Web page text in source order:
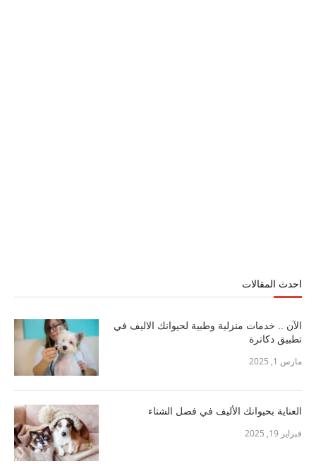
احدث المقالات
الآن .. خدمات منزلية وطبية لحيوانك الاليف في
تطبيق دكاترة
مارس 1, 2025
العناية بحيوانك الأليف في فصل الشتاء
فبراير 19, 2025